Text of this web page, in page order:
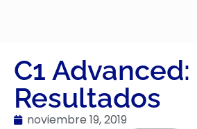
C1 Advanced:
Resultados
noviembre 19, 2019